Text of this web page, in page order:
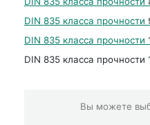
DIN 835 класса прочности
DIN 835 класса прочности
DIN 835 класса прочности
Вы можете